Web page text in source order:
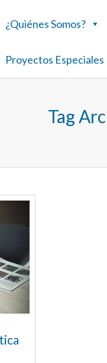
¿Quiénes Somos?
Proyectos Especiales
Tag